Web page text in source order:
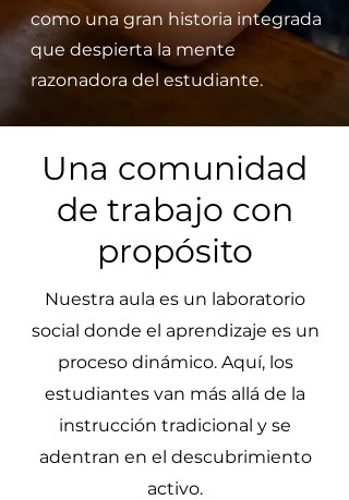
como una gran historia integrada
que despierta la mente
razonadora del estudiante.
Una comunidad
de trabajo con
propósito
Nuestra aula es un laboratorio
social donde el aprendizaje es un
proceso dinámico. Aquí, los
estudiantes van más allá de la
instrucción tradicional y se
adentran en el descubrimiento
activo.